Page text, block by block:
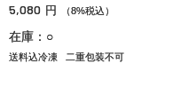
5,080 円 （8%税込）
在庫：○
送料込冷凍 二重包装不可